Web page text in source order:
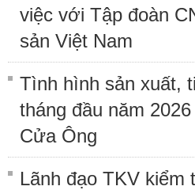
việc với Tập đoàn
sản Việt Nam
Tình hình sản xuất,
tháng đầu năm
Cửa Ông
Lãnh đạo TKV kiểm